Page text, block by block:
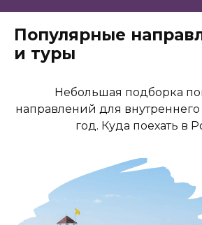
Популярные
и туры
Небольшая подборка
направлений для внутреннего
год. Куда поехать в